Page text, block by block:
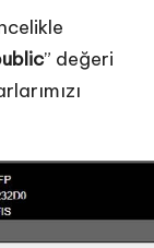
” değeri